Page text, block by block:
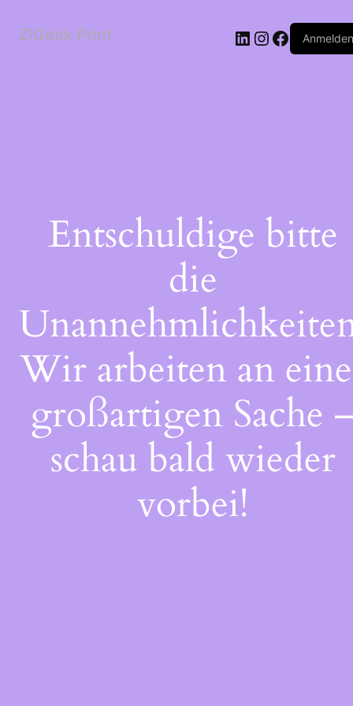
ZIGetik Print Anmelden
Entschuldige bitte
die
Wir arbeiten an
großartigen Sache
schau bald wieder
vorbei!